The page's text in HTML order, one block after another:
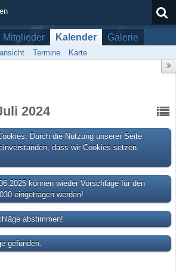
Mitglieder Kalender Galerie
Termine Karte
2024
Durch die Nutzung unserer Seite
dass wir Cookies setzen.
können wieder Vorschläge für den
eingetragen werden!
abstimmen!
gefunden.